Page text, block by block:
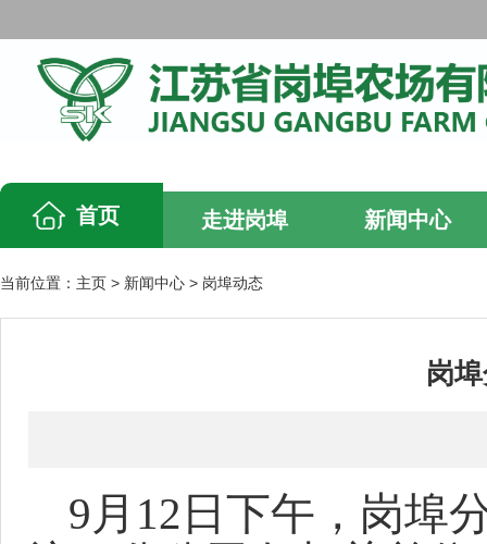
首页 走进岗埠 新闻中心
当前位置： 主页 > 新闻中心 > 岗埠动态
岗
9月 12 日下午，岗埠